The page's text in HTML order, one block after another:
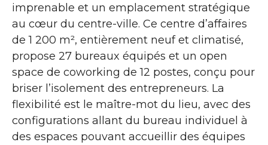
imprenable et un emplacement stratégique
au cœur du centre-ville. Ce centre d’affaires
de 1 200 m², entièrement neuf et climatisé,
propose 27 bureaux équipés et un open
space de coworking de 12 postes, conçu pour
briser l’isolement des entrepreneurs. La
flexibilité est le maître-mot du lieu, avec des
configurations allant du bureau individuel à
des espaces pouvant accueillir des équipes